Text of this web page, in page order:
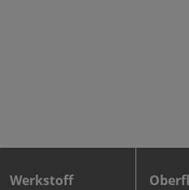
Werkstoff